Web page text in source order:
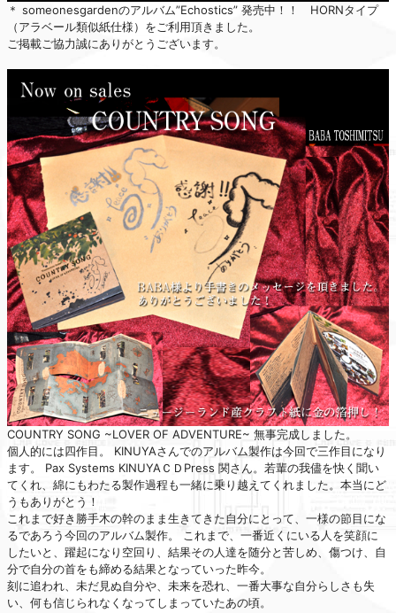
＊ someonesgardenのアルバム”Echostics” 発売中！！ HORNタイプ
（アラベール類似紙仕様）をご利用頂きました。
ご掲載ご協力誠にありがとうございます。
COUNTRY SONG ~LOVER OF ADVENTURE~ 無事完成しました。
個人的には四作目。 KINUYAさんでのアルバム製作は今回で三作目になり
ます。 Pax Systems KINUYAＣＤPress 関さん。若輩の我儘を快く聞い
てくれ、綿にもわたる製作過程も一緒に乗り越えてくれました。本当にど
うもありがとう！
これまで好き勝手木の幹のまま生きてきた自分にとって、一様の節目にな
るであろう今回のアルバム製作。 これまで、一番近くにいる人を笑顔に
したいと、躍起になり空回り、結果その人達を随分と苦しめ、傷つけ、自
分で自分の首をも締める結果となっていった昨今。
刻に追われ、未だ見ぬ自分や、未来を恐れ、一番大事な自分らしさも失
い、何も信じられなくなってしまっていたあの頃。